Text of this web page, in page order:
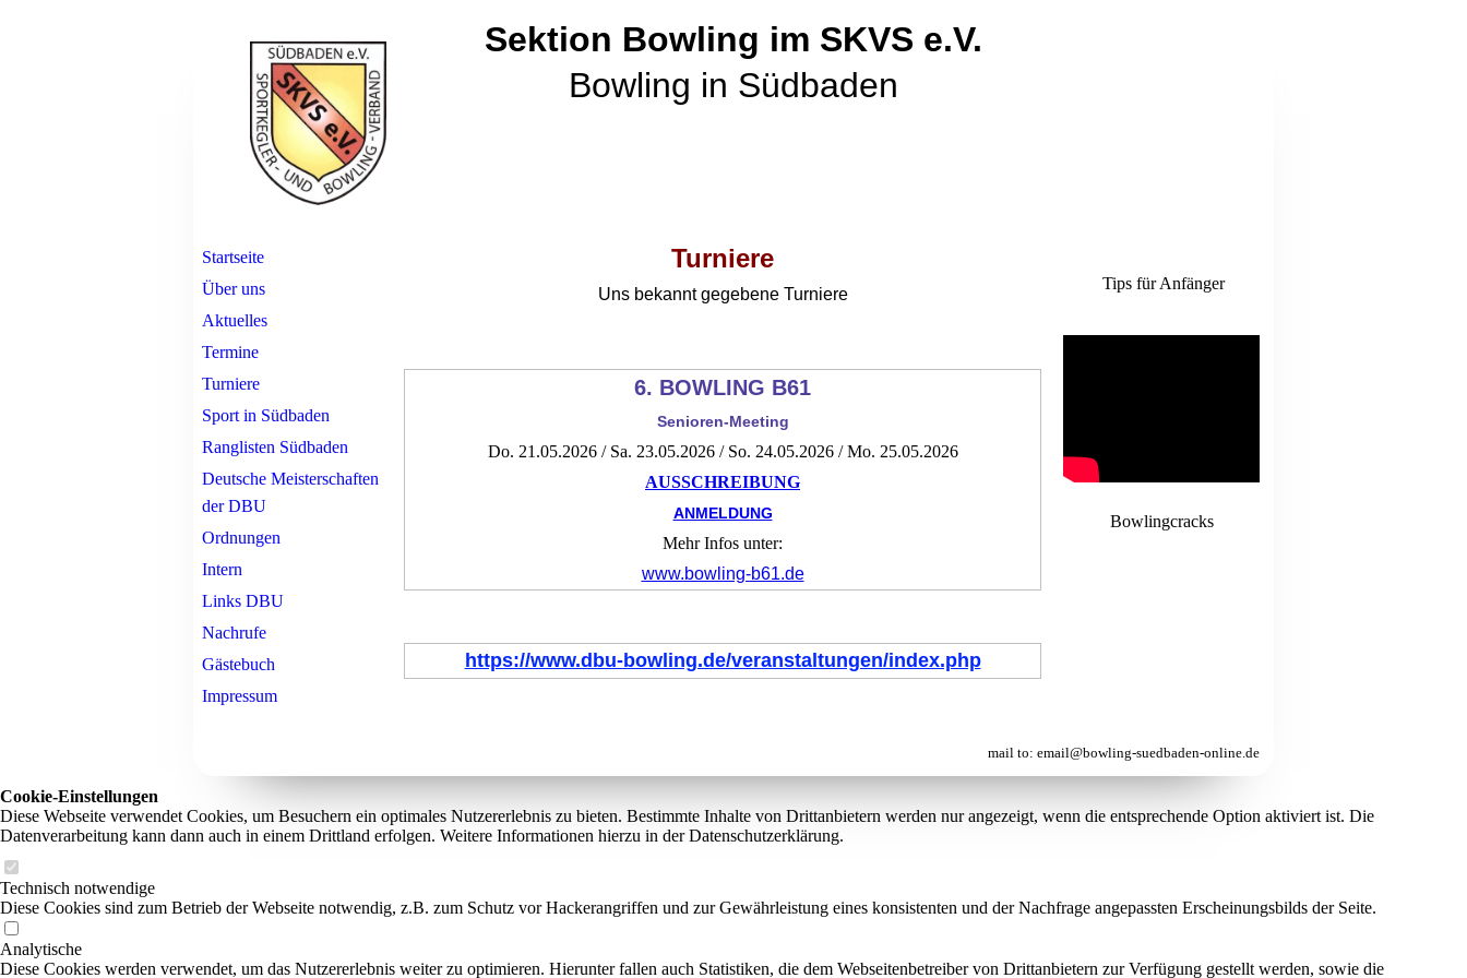
Sektion Bowling im SKVS e.V.
Bowling in Südbaden
Startseite
Über uns
Aktuelles
Termine
Turniere
Sport in Südbaden
Ranglisten Südbaden
Deutsche Meisterschaften
der DBU
Ordnungen
Intern
Links DBU
Nachrufe
Gästebuch
Impressum
Turniere
Uns bekannt gegebene Turniere
6. BOWLING B61
Senioren-Meeting
Do. 21.05.2026 / Sa. 23.05.2026 / So. 24.05.2026 / Mo. 25.05.2026
AUSSCHREIBUNG
ANMELDUNG
Mehr Infos unter:
www.bowling-b61.de
https://www.dbu-bowling.de/veranstaltungen/index.php
Tips für Anfänger
Bowlingcracks
mail to: email@bowling-suedbaden-online.de
Cookie-Einstellungen
Diese Webseite verwendet Cookies, um Besuchern ein optimales Nutzererlebnis zu bieten. Bestimmte Inhalte von Drittanbietern werden nur angezeigt, wenn die entsprechende Option aktiviert ist. Die
Datenverarbeitung kann dann auch in einem Drittland erfolgen. Weitere Informationen hierzu in der Datenschutzerklärung.
Technisch notwendige
Diese Cookies sind zum Betrieb der Webseite notwendig, z.B. zum Schutz vor Hackerangriffen und zur Gewährleistung eines konsistenten und der Nachfrage angepassten Erscheinungsbilds der Seite.
Analytische
Diese Cookies werden verwendet, um das Nutzererlebnis weiter zu optimieren. Hierunter fallen auch Statistiken, die dem Webseitenbetreiber von Drittanbietern zur Verfügung gestellt werden, sowie die